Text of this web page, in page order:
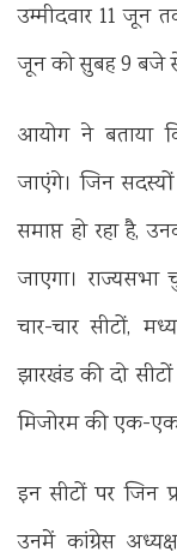
उम्मीदवार 11
जून को सुबह 9 बजे
आयोग ने बताया
जाएंगे। जिन
समाप्त हो रहा है,
जाएगा।
चार-चार सीटों,
झारखंड की दो
मिजोरम की एक-एक
इन सीटों पर जिन
उनमें कांग्रेस